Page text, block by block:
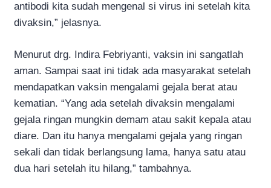
antibodi kita sudah mengenal si virus ini setelah kita
divaksin,” jelasnya.
Menurut drg. Indira Febriyanti, vaksin ini sangatlah
aman. Sampai saat ini tidak ada masyarakat setelah
mendapatkan vaksin mengalami gejala berat atau
kematian. “Yang ada setelah divaksin mengalami
gejala ringan mungkin demam atau sakit kepala atau
diare. Dan itu hanya mengalami gejala yang ringan
sekali dan tidak berlangsung lama, hanya satu atau
dua hari setelah itu hilang,” tambahnya.